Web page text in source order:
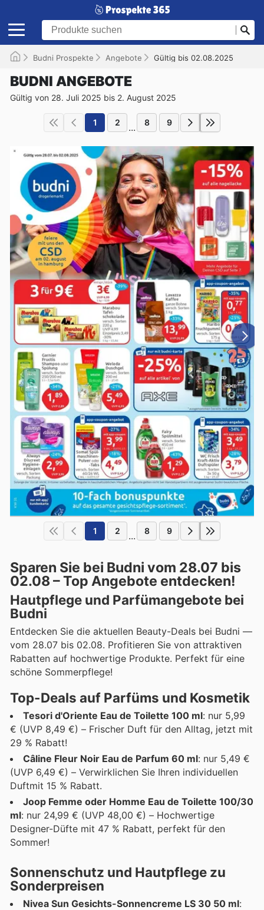
Budni Prospekte Angebote Gültig bis 02.08.2025
BUDNI ANGEBOTE
Gültig von 28. Juli 2025 bis 2. August 2025
1 2 ... 8 9
1 2 ... 8 9
Sparen Sie bei Budni vom 28.07 bis
02.08 – Top Angebote entdecken!
Hautpflege und Parfümangebote bei
Budni
Entdecken Sie die aktuellen Beauty-Deals bei Budni —
vom 28.07 bis 02.08. Profitieren Sie von attraktiven
Rabatten auf hochwertige Produkte. Perfekt für eine
schöne Sommerpflege!
Top-Deals auf Parfüms und Kosmetik
Tesori d'Oriente Eau de Toilette 100 ml: nur 5,99
€ (UVP 8,49 €) – Frischer Duft für den Alltag, jetzt mit
29 % Rabatt!
Câline Fleur Noir Eau de Parfum 60 ml: nur 5,49 €
(UVP 6,49 €) – Verwirklichen Sie Ihren individuellen
Duftmit 15 % Rabatt.
Joop Femme oder Homme Eau de Toilette 100/30
ml: nur 24,99 € (UVP 48,00 €) – Hochwertige
Designer-Düfte mit 47 % Rabatt, perfekt für den
Sommer!
Sonnenschutz und Hautpflege zu
Sonderpreisen
Nivea Sun Gesichts-Sonnencreme LS 30 50 ml: